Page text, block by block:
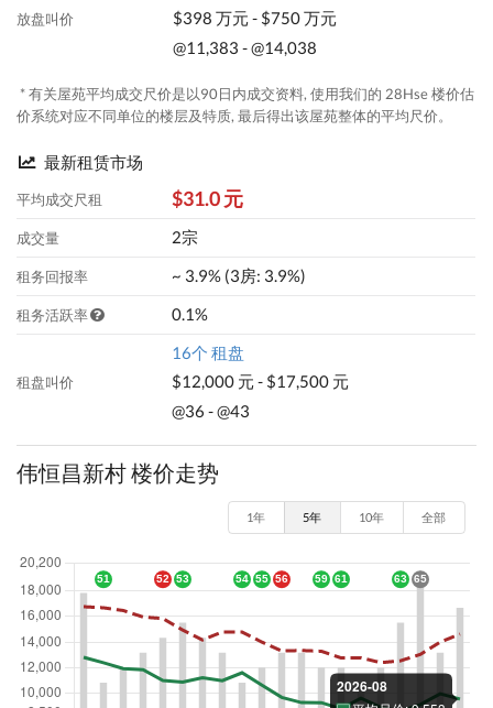
放盘叫价
$398 万元 - $750 万元
@11,383 - @14,038
* 有关屋苑平均成交尺价是以90日内成交资料, 使用我们的 28Hse 楼价估
价系统对应不同单位的楼层及特质, 最后得出该屋苑整体的平均尺价。
最新租赁市场
平均成交尺租 $31.0 元
成交量 2宗
租务回报率 ~ 3.9% (3房: 3.9%)
租务活跃率 0.1%
租盘叫价
16个 租盘
$12,000 元 - $17,500 元
@36 - @43
伟恒昌新村 楼价走势
1年 5年 10年 全部